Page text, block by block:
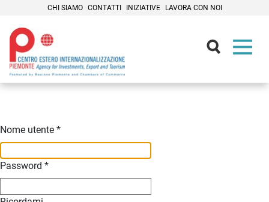
CHI SIAMO CONTATTI INIZIATIVE LAVORA CON NOI
Nome utente *
Password *